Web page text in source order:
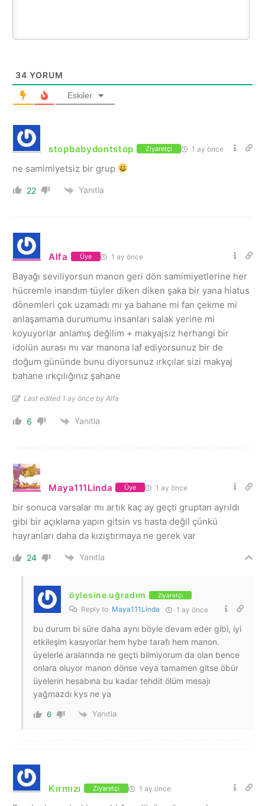
34 YORUM
Eskiler
stopbabydontstop Ziyaretçi 1 ay önce
ne samimiyetsiz bir grup
22 Yanıtla
Alfa Üye 1 ay önce
Bayağı seviliyorsun manon geri dön samimiyetlerine her
hücremle inandım tüyler diken diken şaka bir yana hiatus
dönemleri çok uzamadı mı ya bahane mi fan çekme mi
anlaşamama durumumu insanları salak yerine mi
koyuyorlar anlamış değilim + makyajsız herhangi bir
idolün aurası mı var manona laf ediyorsunuz bir de
doğum gününde bunu diyorsunuz ırkçılar sizi makyaj
bahane ırkçılığınız şahane
Last edited 1 ay önce by Alfa
6 Yanıtla
Maya111Linda Üye 1 ay önce
bir sonuca varsalar mı artık kaç ay geçti gruptan ayrıldı
gibi bir açıklama yapın gitsin vs hasta değil çünkü
hayranları daha da kızıştırmaya ne gerek var
24 Yanıtla
öylesine uğradım Ziyaretçi
Reply to Maya111Linda 1 ay önce
bu durum bi süre daha aynı böyle devam eder gibi, iyi
etkileşim kasıyorlar hem hybe tarafı hem manon.
üyelerle aralarında ne geçti bilmiyorum da olan bence
onlara oluyor manon dönse veya tamamen gitse öbür
üyelerin hesabına bu kadar tehdit ölüm mesajı
yağmazdı kys ne ya
6 Yanıtla
Kırmızı Ziyaretçi 1 ay önce